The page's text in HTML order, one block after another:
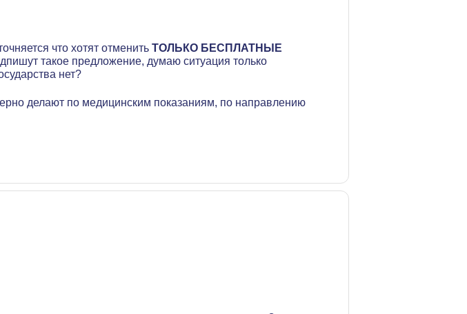
что хотят отменить ТОЛЬКО БЕСПЛАТНЫЕ
такое предложение, думаю ситуация только
нет?
делают по медицинским показаниям, по направлению